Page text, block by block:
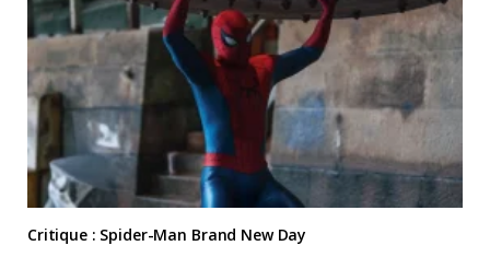
Critique : Spider-Man Brand New Day